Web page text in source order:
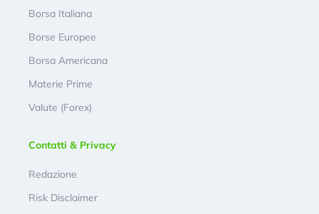
Borsa Italiana
Borse Europee
Borsa Americana
Materie Prime
Valute (Forex)
Contatti & Privacy
Redazione
Risk Disclaimer